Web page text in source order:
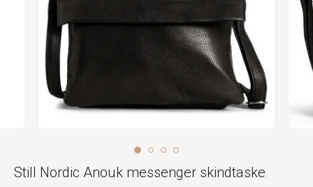
Still Nordic Anouk messenger skindtaske